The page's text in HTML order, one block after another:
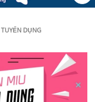
DỤNG